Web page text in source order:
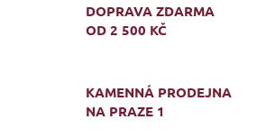
DOPRAVA ZDARMA
OD 2 500 KČ
KAMENNÁ PRODEJNA
NA PRAZE 1